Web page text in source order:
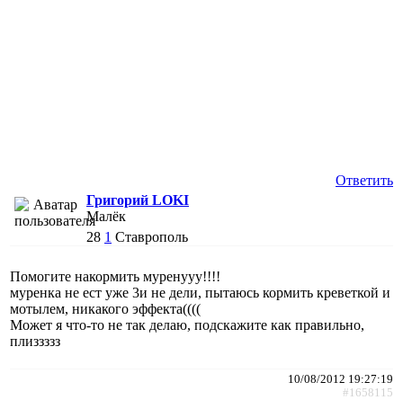
Ответить
Григорий LOKI
Малёк
28 1 Ставрополь
Помогите накормить муренууу!!!!
муренка не ест уже 3и не дели, пытаюсь кормить креветкой и
мотылем, никакого эффекта((((
Может я что-то не так делаю, подскажите как правильно,
плиззззз
10/08/2012 19:27:19
#1658115